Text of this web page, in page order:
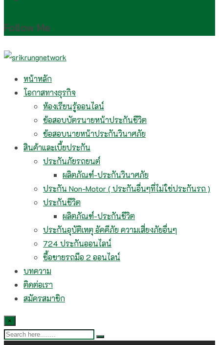
Follow Me
หน้าหลัก
โอกาสทางธุรกิจ
ห้องเรียนรู้ออนไลน์
ข้อสอบบัตรนายหน้าประกันชีวิต
ข้อสอบนายหน้าประกันวินาศภัย
สินค้าและเบี้ยประกัน
ประกันภัยรถยนต์
ผลิตภัณฑ์-ประกันวินาศภัย
ประกัน Non-Motor ( ประกันอื่นๆที่ไม่ใช่ประกันรถ )
ประกันชีวิต
ผลิตภัณฑ์-ประกันชีวิต
ประกันอุบัติเหตุ อัคคีภัย ความเสี่ยงภัยอื่นๆ
724 ประกันออนไลน์
ซื้อขายรถมือ 2 ออนไลน์
บทความ
ติดต่อเรา
สมัครสมาชิก
×